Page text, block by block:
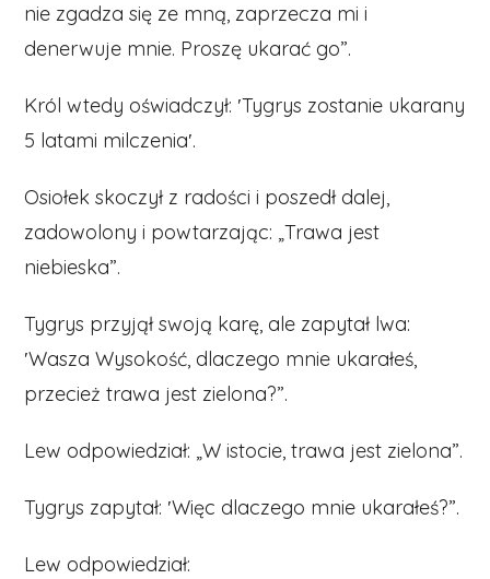
nie zgadza się ze mną, zaprzecza mi i
denerwuje mnie. Proszę ukarać go”.
Król wtedy oświadczył: ′Tygrys zostanie ukarany
5 latami milczenia′.
Osiołek skoczył z radości i poszedł dalej,
zadowolony i powtarzając: „Trawa jest
niebieska”.
Tygrys przyjął swoją karę, ale zapytał lwa:
′Wasza Wysokość, dlaczego mnie ukarałeś,
przecież trawa jest zielona?”.
Lew odpowiedział: „W istocie, trawa jest zielona”.
Tygrys zapytał: ′Więc dlaczego mnie ukarałeś?”.
Lew odpowiedział: